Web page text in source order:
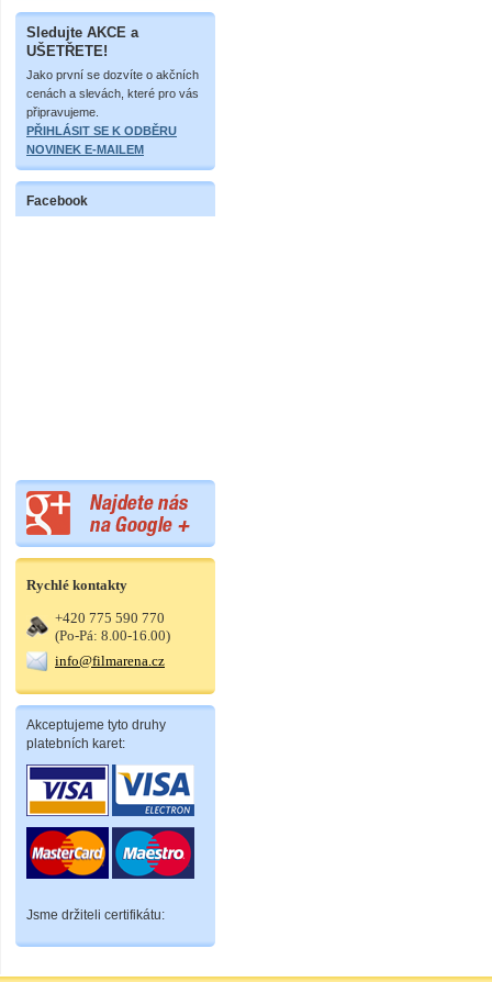
Sledujte AKCE a
UŠETŘETE!
Jako první se dozvíte o akčních
cenách a slevách, které pro vás
připravujeme.
PŘIHLÁSIT SE K ODBĚRU
NOVINEK E-MAILEM
Facebook
Rychlé kontakty
+420 775 590 770
(Po-Pá: 8.00-16.00)
info@filmarena.cz
Akceptujeme tyto druhy
platebních karet:
Jsme držiteli certifikátu: